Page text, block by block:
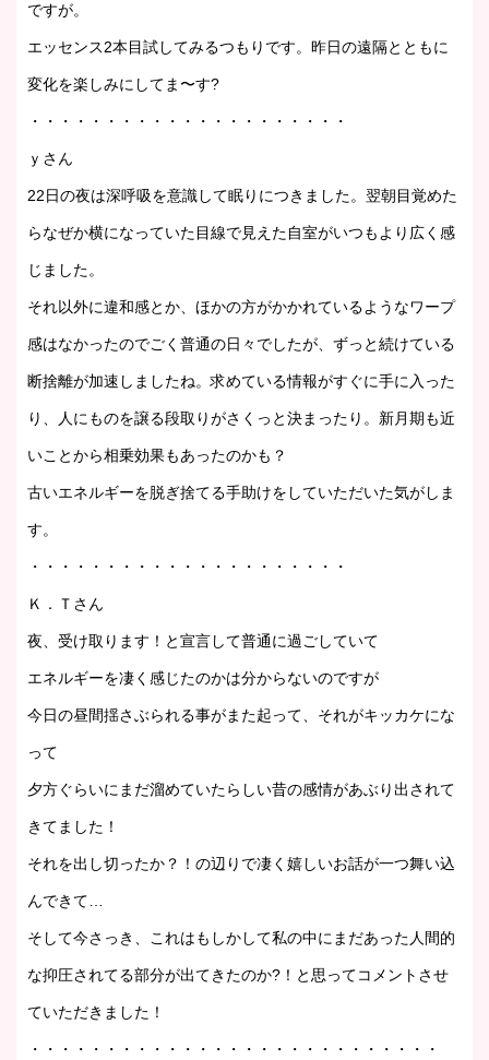
ですが。
エッセンス2本目試してみるつもりです。昨日の遠隔とともに
変化を楽しみにしてま〜す?
・・・・・・・・・・・・・・・・・・・・・
ｙさん
22日の夜は深呼吸を意識して眠りにつきました。翌朝目覚めた
らなぜか横になっていた目線で見えた自室がいつもより広く感
じました。
それ以外に違和感とか、ほかの方がかかれているようなワープ
感はなかったのでごく普通の日々でしたが、ずっと続けている
断捨離が加速しましたね。求めている情報がすぐに手に入った
り、人にものを譲る段取りがさくっと決まったり。新月期も近
いことから相乗効果もあったのかも？
古いエネルギーを脱ぎ捨てる手助けをしていただいた気がしま
す。
・・・・・・・・・・・・・・・・・・・・・
Ｋ．Ｔさん
夜、受け取ります！と宣言して普通に過ごしていて
エネルギーを凄く感じたのかは分からないのですが
今日の昼間揺さぶられる事がまた起って、それがキッカケにな
って
夕方ぐらいにまだ溜めていたらしい昔の感情があぶり出されて
きてました！
それを出し切ったか？！の辺りで凄く嬉しいお話が一つ舞い込
んできて…
そして今さっき、これはもしかして私の中にまだあった人間的
な抑圧されてる部分が出てきたのか?！と思ってコメントさせ
ていただきました！
・・・・・・・・・・・・・・・・・・・・・・・・・・・